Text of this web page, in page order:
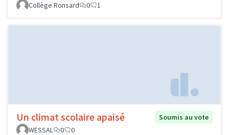
Collège Ronsard
0 1
Un climat scolaire apaisé
Soumis au vote
WESSAL
0 0